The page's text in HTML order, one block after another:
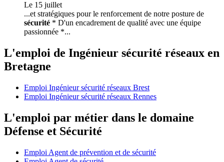
Le 15 juillet
...et stratégiques pour le renforcement de notre posture de
sécurité * D'un encadrement de qualité avec une équipe
passionnée *...
L'emploi de Ingénieur sécurité réseaux en
Bretagne
Emploi Ingénieur sécurité réseaux Brest
Emploi Ingénieur sécurité réseaux Rennes
L'emploi par métier dans le domaine
Défense et Sécurité
Emploi Agent de prévention et de sécurité